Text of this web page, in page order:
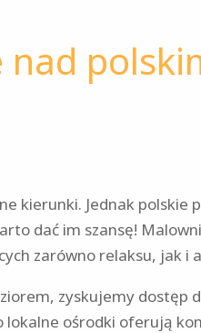
nad
kierunki. Jednak
dać im szansę!
zarówno relaksu, jak i
zyskujemy
ośrodki oferują